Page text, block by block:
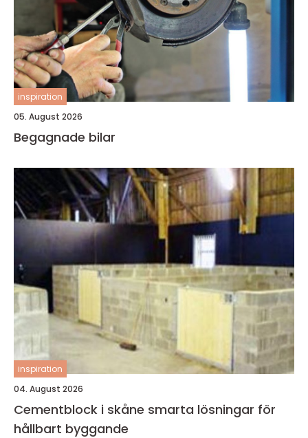
inspiration
05. August 2026
Begagnade bilar
inspiration
04. August 2026
Cementblock i skåne smarta lösningar för
hållbart byggande